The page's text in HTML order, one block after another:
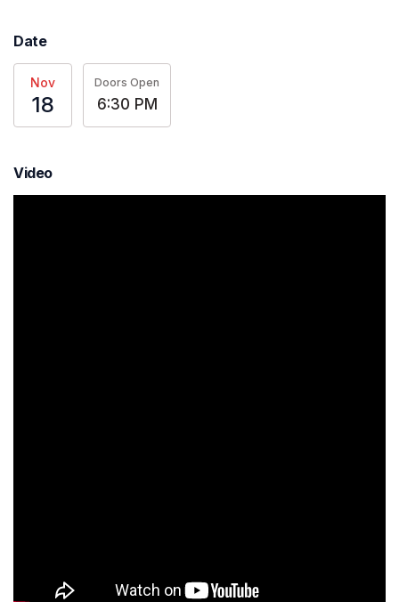
Date
Nov
18
Doors Open
6:30 PM
Video